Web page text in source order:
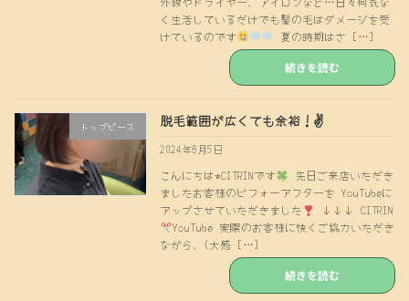
く生活しているだけでも髪の毛はダメージを受
けているのです
夏の時期はさ […]
続きを読む
トップピース 脱毛範囲が広くても余裕！✌️
2024年8月5日
こんにちは⭐︎CITRINです
先日ご来店いただき
ましたお客様のビフォーアフターを YouTubeに
アップさせていただきました
↓↓↓ CITRIN
YouTube 実際のお客様に快くご協力いただき
ながら、(大感 […]
続きを読む